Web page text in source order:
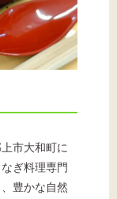
市大和町に
ぎ料理専門
豊かな自然